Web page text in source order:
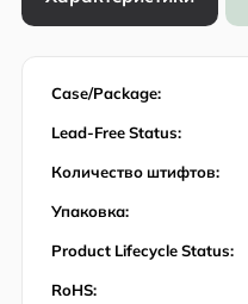
Case/Package:
Lead-Free Status:
Количество штифтов:
Упаковка:
Product Lifecycle Status:
RoHS: